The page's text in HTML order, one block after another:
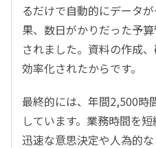
るだけで自動的にデータ
果、数日がかりだった予
されました。資料の作成
効率化されたからです。
最終的には、年間2,500時
しています。業務時間を
迅速な意思決定や人為的